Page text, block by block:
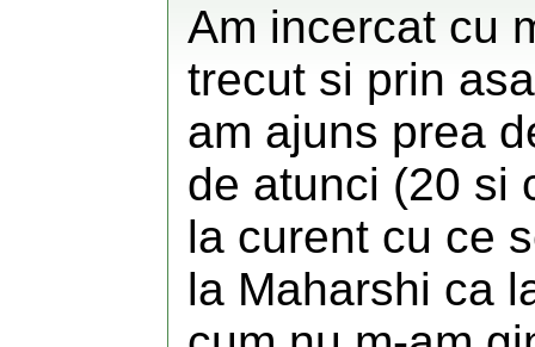
Am incercat cu
trecut si prin
am ajuns prea
de atunci (20 si
la curent cu ce
la Maharshi ca